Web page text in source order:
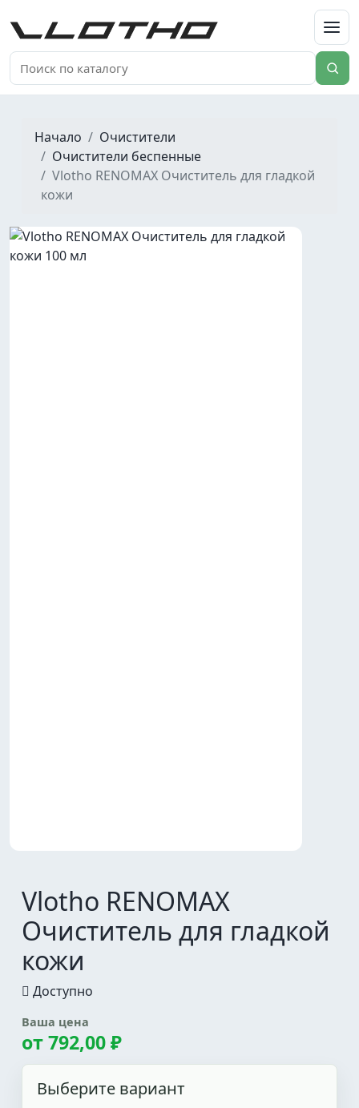
VLOTHO
Начало
Очистители
Очистители беспенные
Vlotho RENOMAX Очиститель для гладкой
кожи
Vlotho RENOMAX
Очиститель для гладкой
кожи
Доступно
Ваша цена
от792,00 ₽
Выберите вариант